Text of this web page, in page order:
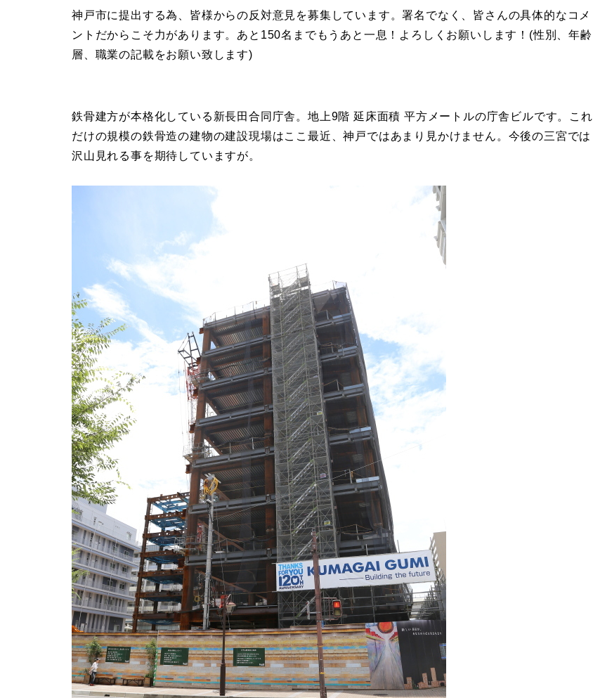
神戸市に提出する為、皆様からの反対意見を募集しています。署名でなく、皆さんの具体的なコメ
ントだからこそ力があります。あと150名までもうあと一息！よろしくお願いします！(性別、年齢
層、職業の記載をお願い致します)
鉄骨建方が本格化している新長田合同庁舎。地上9階 延床面積 平方メートルの庁舎ビルです。これ
だけの規模の鉄骨造の建物の建設現場はここ最近、神戸ではあまり見かけません。今後の三宮では
沢山見れる事を期待していますが。